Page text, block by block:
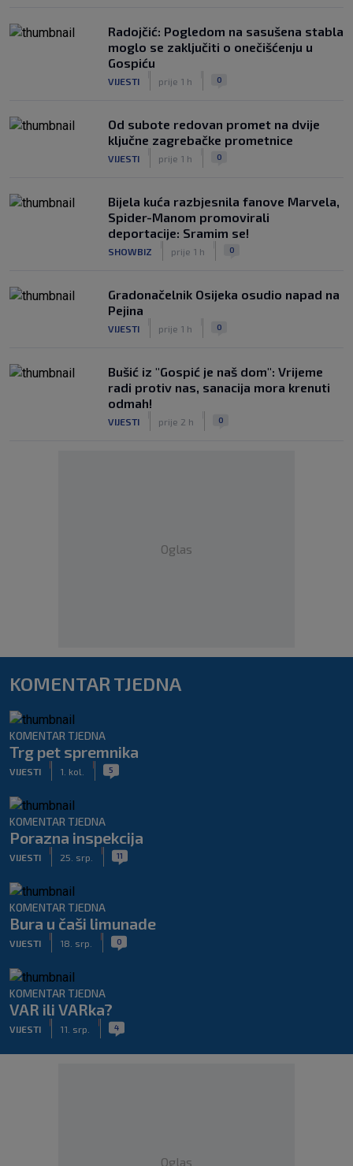
Radojčić: Pogledom na sasušena stabla
moglo se zaključiti o onečišćenju u
Gospiću
VIJESTI prije 1 h 0
Od subote redovan promet na dvije
ključne zagrebačke prometnice
VIJESTI prije 1 h 0
Bijela kuća razbjesnila fanove Marvela,
Spider-Manom promovirali
deportacije: Sramim se!
SHOWBIZ prije 1 h 0
Gradonačelnik Osijeka osudio napad na
Pejina
VIJESTI prije 1 h 0
Bušić iz "Gospić je naš dom": Vrijeme
radi protiv nas, sanacija mora krenuti
odmah!
VIJESTI prije 2 h 0
Oglas
KOMENTAR TJEDNA
KOMENTAR TJEDNA
Trg pet spremnika
VIJESTI 1. kol. 5
KOMENTAR TJEDNA
Porazna inspekcija
VIJESTI 25. srp. 11
KOMENTAR TJEDNA
Bura u čaši limunade
VIJESTI 18. srp. 0
KOMENTAR TJEDNA
VAR ili VARka?
VIJESTI 11. srp. 4
Oglas